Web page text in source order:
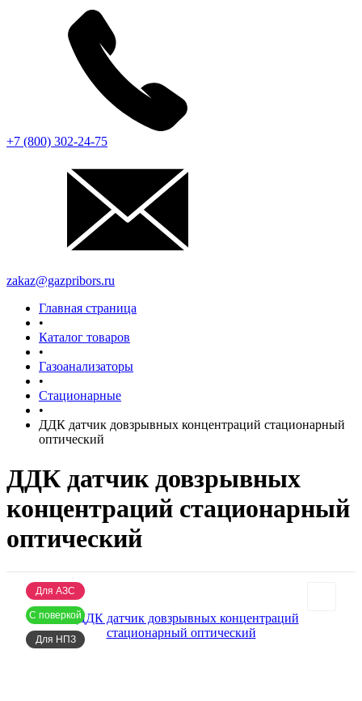
+7 (800) 302-24-75
zakaz@gazpribors.ru
Главная страница
•
Каталог товаров
•
Газоанализаторы
•
Стационарные
•
ДДК датчик довзрывных концентраций стационарный
оптический
ДДК датчик довзрывных
концентраций стационарный
оптический
Для АЗС
С поверкой
Для НПЗ